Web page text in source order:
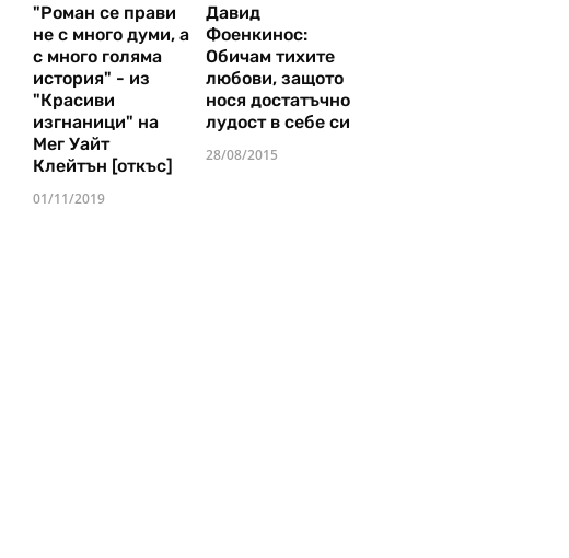
"Роман се прави
не с много думи, а
с много голяма
история" - из
"Красиви
изгнаници" на
Мег Уайт
Клейтън [откъс]
01/11/2019
Давид
Фоенкинос:
Обичам тихите
любови, защото
нося достатъчно
лудост в себе си
28/08/2015